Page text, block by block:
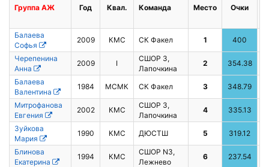
Группа AЖ Год Квал. Команда Место Очки
Балаева
Софья
2009 КМС СК Факел 1 400
Черепенина
Анна
2009 I
СШОР 3,
Лапочкина
2 354.38
Балаева
Валентина
1984 МСМК СК Факел 3 348.79
Митрофанова
Евгения
2002 КМС
СШОР 3,
Лапочкина
4 335.13
Зуйкова
Мария
1990 КМС ДЮСТШ 5 319.12
Блинова
Екатерина
1994 КМС
СШОР N3,
Лежнево
6 237.54